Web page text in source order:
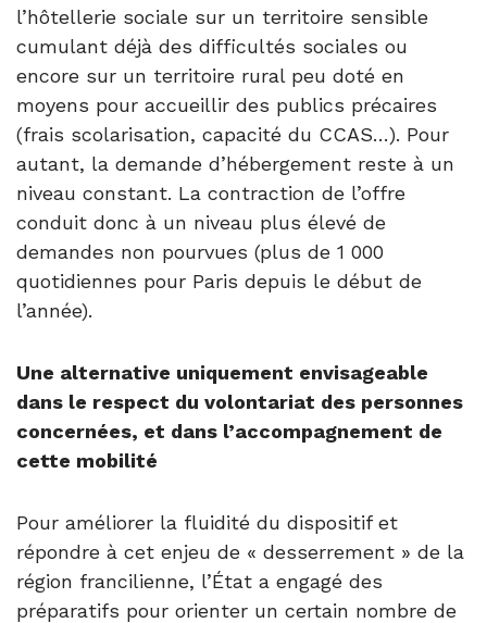
l’hôtellerie sociale sur un territoire sensible
cumulant déjà des difficultés sociales ou
encore sur un territoire rural peu doté en
moyens pour accueillir des publics précaires
(frais scolarisation, capacité du CCAS…). Pour
autant, la demande d’hébergement reste à un
niveau constant. La contraction de l’offre
conduit donc à un niveau plus élevé de
demandes non pourvues (plus de 1 000
quotidiennes pour Paris depuis le début de
l’année).
Une alternative uniquement envisageable
dans le respect du volontariat des personnes
concernées, et dans l’accompagnement de
cette mobilité
Pour améliorer la fluidité du dispositif et
répondre à cet enjeu de « desserrement » de la
région francilienne, l’État a engagé des
préparatifs pour orienter un certain nombre de